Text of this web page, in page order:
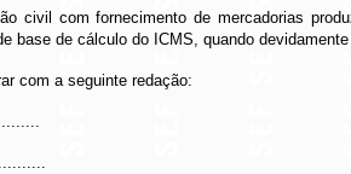
civil com fornecimento de mercadorias
base de cálculo do ICMS, quando
com a seguinte redação: